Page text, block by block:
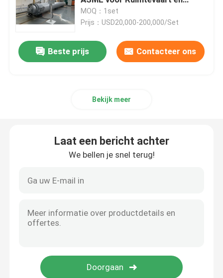
samengestelde autoclaaf
Vulcaniserende Autoclaaf
industriële autoclaaf
Hout autoclaaf
De Producten van de koolstofvezel
Automobiel
MOQ：1set
Prijs：USD20,000-200,000/Set
Beste prijs Contacteer ons
Bekijk meer
Laat een bericht achter
We bellen je snel terug!